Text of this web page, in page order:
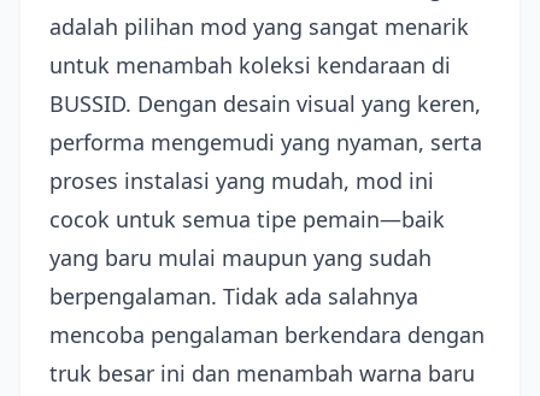
adalah pilihan mod yang sangat menarik
untuk menambah koleksi kendaraan di
BUSSID. Dengan desain visual yang keren,
performa mengemudi yang nyaman, serta
proses instalasi yang mudah, mod ini
cocok untuk semua tipe pemain—baik
yang baru mulai maupun yang sudah
berpengalaman. Tidak ada salahnya
mencoba pengalaman berkendara dengan
truk besar ini dan menambah warna baru